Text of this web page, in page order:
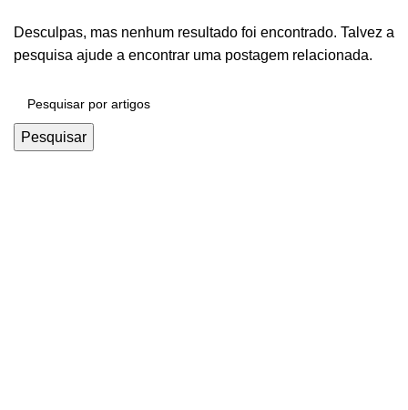
Desculpas, mas nenhum resultado foi encontrado. Talvez a
pesquisa ajude a encontrar uma postagem relacionada.
Pesquisar